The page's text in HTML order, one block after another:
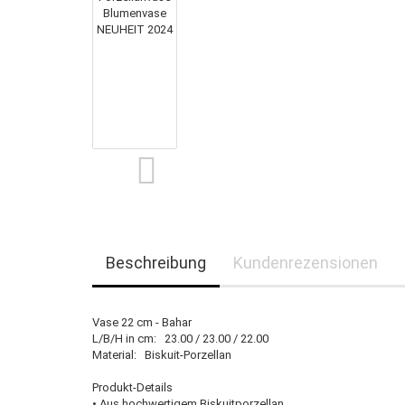
Beschreibung Kundenrezensionen
Vase 22 cm - Bahar
L/B/H in cm: 23.00 / 23.00 / 22.00
Material: Biskuit-Porzellan
Produkt-Details